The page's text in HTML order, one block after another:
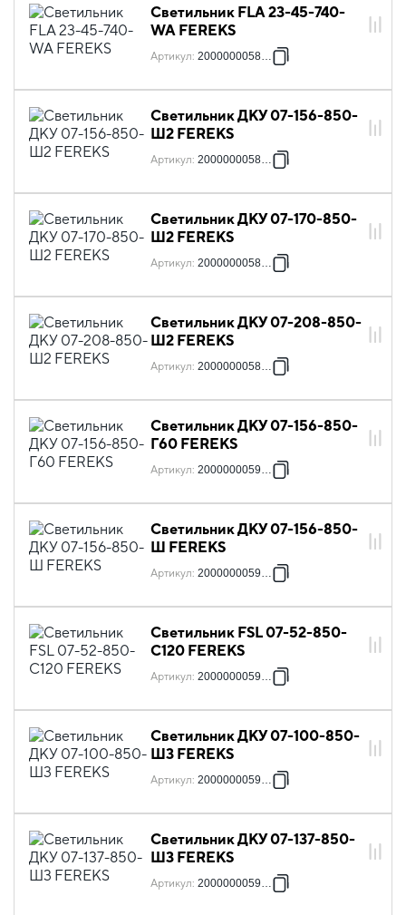
Светильник FLA 23-45-740-
WA FEREKS
Артикул: 2000000058528
Светильник ДКУ 07-156-850-
Ш2 FEREKS
Артикул: 2000000058689
Светильник ДКУ 07-170-850-
Ш2 FEREKS
Артикул: 2000000058795
Светильник ДКУ 07-208-850-
Ш2 FEREKS
Артикул: 2000000058801
Светильник ДКУ 07-156-850-
Г60 FEREKS
Артикул: 2000000059365
Светильник ДКУ 07-156-850-
Ш FEREKS
Артикул: 2000000059419
Светильник FSL 07-52-850-
C120 FEREKS
Артикул: 2000000059518
Светильник ДКУ 07-100-850-
Ш3 FEREKS
Артикул: 2000000059570
Светильник ДКУ 07-137-850-
Ш3 FEREKS
Артикул: 2000000059587